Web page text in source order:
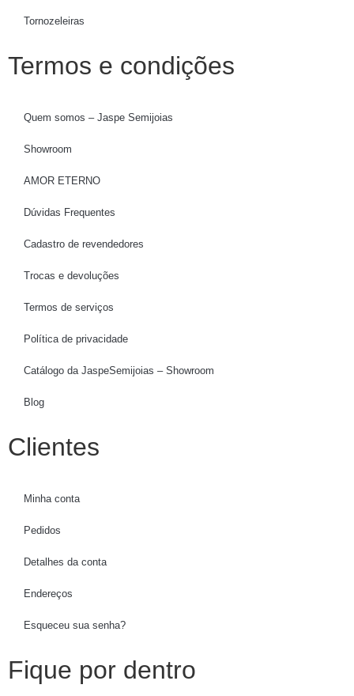
Tornozeleiras
Termos e condições
Quem somos – Jaspe Semijoias
Showroom
AMOR ETERNO
Dúvidas Frequentes
Cadastro de revendedores
Trocas e devoluções
Termos de serviços
Política de privacidade
Catálogo da JaspeSemijoias – Showroom
Blog
Clientes
Minha conta
Pedidos
Detalhes da conta
Endereços
Esqueceu sua senha?
Fique por dentro